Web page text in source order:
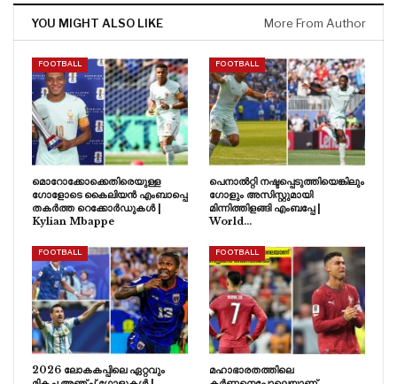
YOU MIGHT ALSO LIKE More From Author
FOOTBALL
മൊറോക്കോക്കെതിരെയുള്ള
ഗോളോടെ കൈലിയൻ എംബാപ്പെ
തകർത്ത റെക്കോർഡുകൾ |
Kylian Mbappe
FOOTBALL
പെനാൽറ്റി നഷ്ടപ്പെടുത്തിയെങ്കിലും
ഗോളും അസിസ്റ്റുമായി
മിന്നിത്തിളങ്ങി എംബപ്പേ |
World…
FOOTBALL
2026 ലോകകപ്പിലെ ഏറ്റവും
FOOTBALL
മഹാഭാരതത്തിലെ